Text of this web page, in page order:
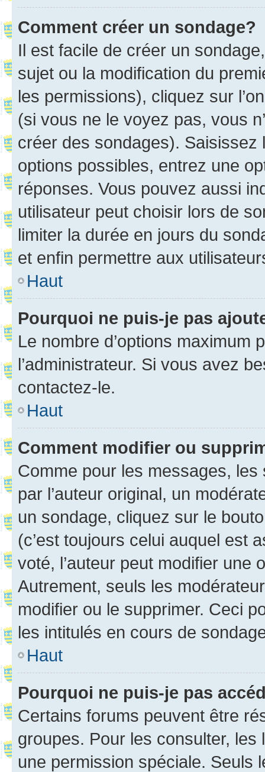
Comment créer un sondage?
Il est facile de créer un
sujet ou la modification du
les permissions), cliquez sur
(si vous ne le voyez pas, vous
créer des sondages).
options possibles, entrez une
réponses. Vous pouvez aussi
utilisateur peut choisir lors de
limiter la durée en jours du
et enfin permettre aux
Haut
Pourquoi ne puis-je pas
Le nombre d’options maximum
l’administrateur. Si vous avez
contactez-le.
Haut
Comment modifier ou
Comme pour les messages,
par l’auteur original, un
un sondage, cliquez sur le
(c’est toujours celui auquel est
voté, l’auteur peut modifier une
Autrement, seuls les
modifier ou le supprimer. Ceci
les intitulés en cours de
Haut
Pourquoi ne puis-je pas
Certains forums peuvent être
groupes. Pour les consulter,
une permission spéciale. Seuls